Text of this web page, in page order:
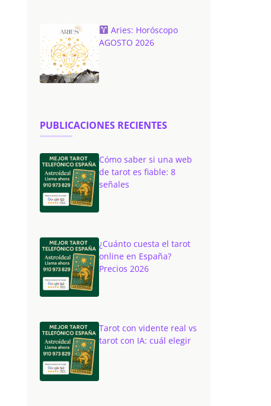
Aries: Horóscopo
AGOSTO 2026
PUBLICACIONES RECIENTES
Cómo saber si una web
de tarot es fiable: 8
señales
¿Cuánto cuesta el tarot
online en España?
Precios 2026
Tarot con vidente real vs
tarot con IA: cuál elegir